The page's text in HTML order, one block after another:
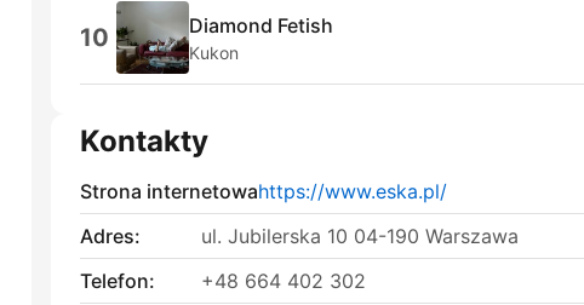
10 Diamond Fetish
Kukon
Kontakty
Strona internetowahttps://www.eska.pl/
Adres:
ul. Jubilerska 10 04-190 Warszawa
Telefon:
+48 664 402 302